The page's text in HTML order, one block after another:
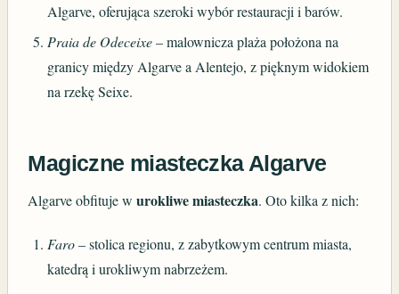
Algarve, oferująca szeroki wybór restauracji i barów.
Praia de Odeceixe– malownicza plaża położona na
granicy między Algarve a Alentejo, z pięknym widokiem
na rzekę Seixe.
Magiczne miasteczka Algarve
Algarve obfituje wurokliwe miasteczka. Oto kilka z nich:
Faro– stolica regionu, z zabytkowym centrum miasta,
katedrą i urokliwym nabrzeżem.